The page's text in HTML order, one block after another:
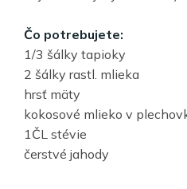
Čo potrebujete:
1/3 šálky tapioky
2 šálky rastl. mlieka
hrsť mäty
kokosové mlieko v
1ČL stévie
čerstvé jahody